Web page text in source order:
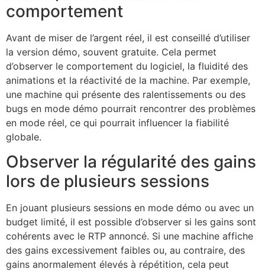
comportement
Avant de miser de l’argent réel, il est conseillé d’utiliser
la version démo, souvent gratuite. Cela permet
d’observer le comportement du logiciel, la fluidité des
animations et la réactivité de la machine. Par exemple,
une machine qui présente des ralentissements ou des
bugs en mode démo pourrait rencontrer des problèmes
en mode réel, ce qui pourrait influencer la fiabilité
globale.
Observer la régularité des gains
lors de plusieurs sessions
En jouant plusieurs sessions en mode démo ou avec un
budget limité, il est possible d’observer si les gains sont
cohérents avec le RTP annoncé. Si une machine affiche
des gains excessivement faibles ou, au contraire, des
gains anormalement élevés à répétition, cela peut